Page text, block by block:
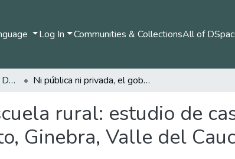
Log In Communities & CollectionsAll of
Maestria en Educación y Desarrollo Humano Ni pública ni privada, el gobierno de la escuela rural: estudio de caso escuela Juana de Arco, vereda Patio Bonito, Ginebra, Valle del Cauca, Colombia.
rural: estudio de
Ginebra, Valle del